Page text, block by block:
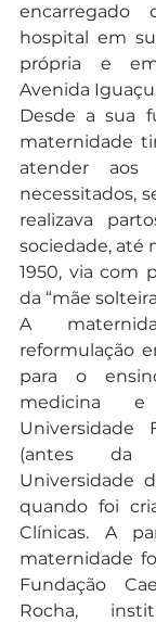
encarregado
hospital em
própria e
Avenida
Desde a sua
maternidade
atender aos
necessitados,
realizava
sociedade, até
1950, via com
da “mãe
A
reformulação
para o
medicina
Universidade
(antes da
Universidade
quando foi
Clínicas. A
maternidade
Fundação
Rocha,